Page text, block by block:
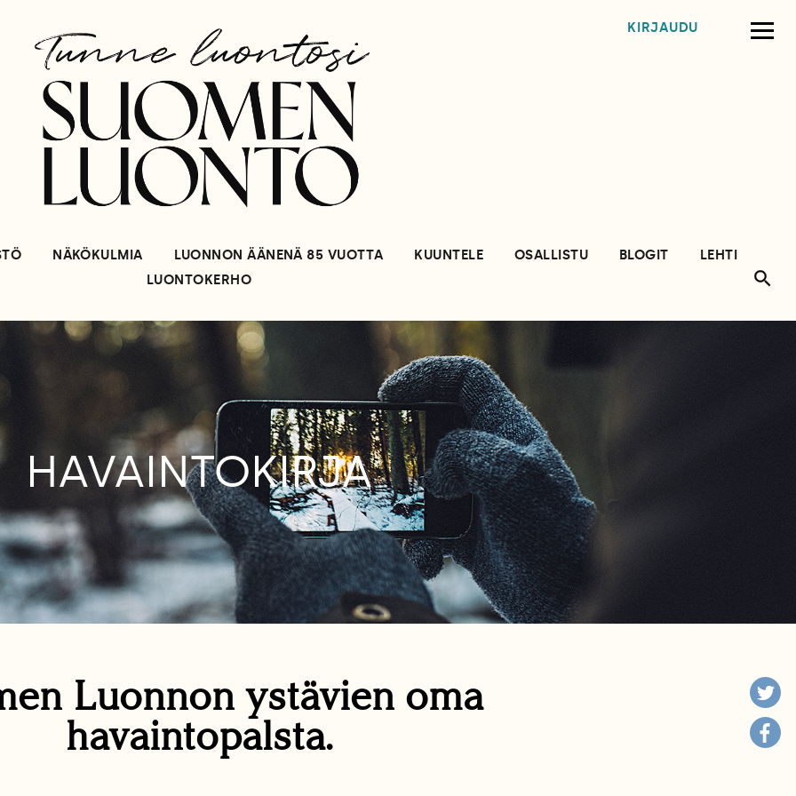
KIRJAUDU
NÄKÖKULMIA LUONNON ÄÄNENÄ 85 VUOTTA KUUNTELE OSALLISTU BLOGIT
LEHTI
LUONTOKERHO
HAVAINTOKIRJA
Luonnon ystävien oma
havaintopalsta.